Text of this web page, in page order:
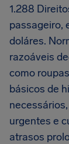
1.288
passageiro,
doláres.
razoáveis
como
básicos de
urgentes e
atrasos